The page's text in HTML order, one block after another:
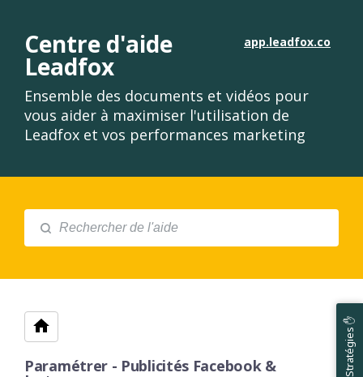
app.leadfox.co
Centre d'aide
Leadfox
Ensemble des documents et vidéos pour
vous aider à maximiser l'utilisation de
Leadfox et vos performances marketing
Paramétrer - Publicités Facebook &